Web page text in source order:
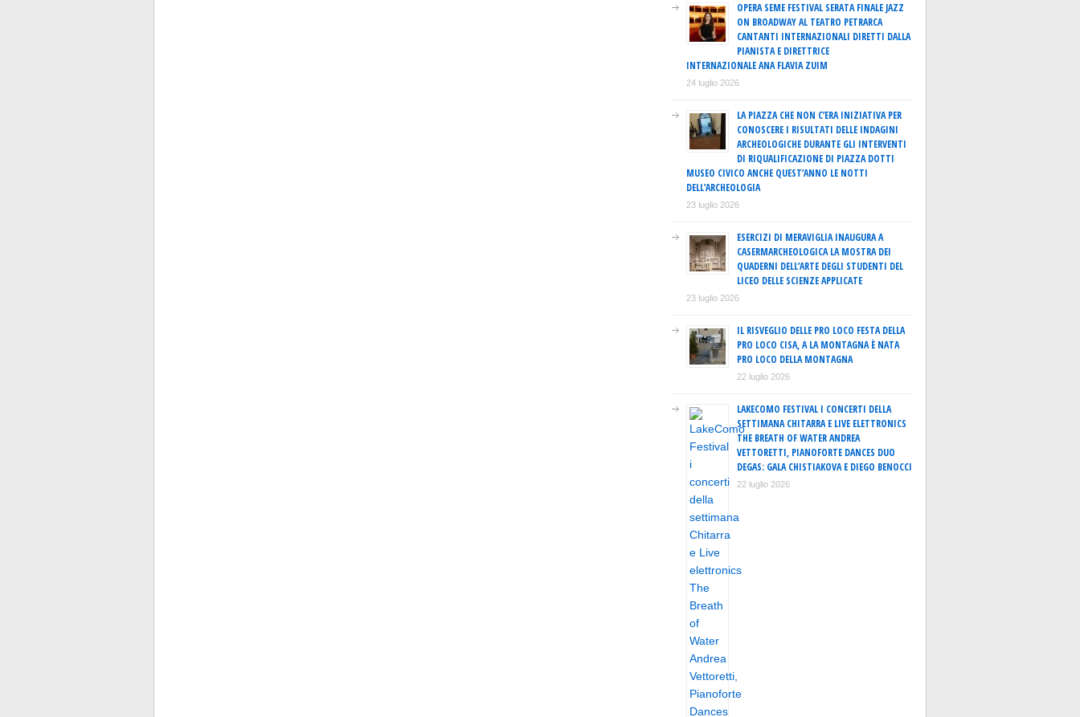
OPERA SEME FESTIVAL SERATA FINALE JAZZ
ON BROADWAY AL TEATRO PETRARCA
CANTANTI INTERNAZIONALI DIRETTI DALLA
PIANISTA E DIRETTRICE
INTERNAZIONALE ANA FLAVIA ZUIM
24 luglio 2026
LA PIAZZA CHE NON C’ERA INIZIATIVA PER
CONOSCERE I RISULTATI DELLE INDAGINI
ARCHEOLOGICHE DURANTE GLI INTERVENTI
DI RIQUALIFICAZIONE DI PIAZZA DOTTI
MUSEO CIVICO ANCHE QUEST’ANNO LE NOTTI
DELL’ARCHEOLOGIA
23 luglio 2026
ESERCIZI DI MERAVIGLIA INAUGURA A
CASERMARCHEOLOGICA LA MOSTRA DEI
QUADERNI DELL’ARTE DEGLI STUDENTI DEL
LICEO DELLE SCIENZE APPLICATE
23 luglio 2026
IL RISVEGLIO DELLE PRO LOCO FESTA DELLA
PRO LOCO CISA, A LA MONTAGNA È NATA
PRO LOCO DELLA MONTAGNA
22 luglio 2026
LAKECOMO FESTIVAL I CONCERTI DELLA
SETTIMANA CHITARRA E LIVE ELETTRONICS
THE BREATH OF WATER ANDREA
VETTORETTI, PIANOFORTE DANCES DUO
DEGAS: GALA CHISTIAKOVA E DIEGO BENOCCI
22 luglio 2026